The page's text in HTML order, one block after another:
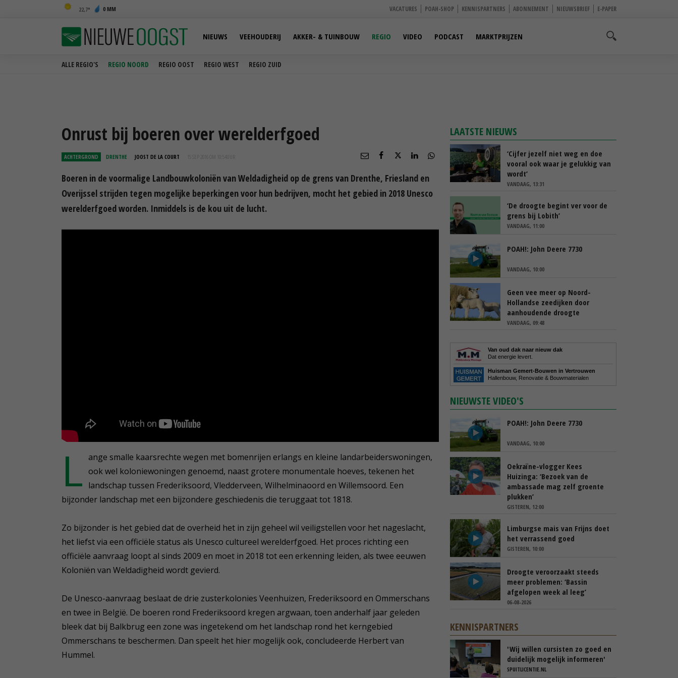
22,7 0 MM VACATURES POAH-SHOP KENNISPARTNERS ABONNEMENT NIEUWSBRIEF E-PAPER
ALLE REGIO'S REGIO NOORD REGIO OOST REGIO WEST REGIO ZUID
NIEUWS VEEHOUDERIJ AKKER- & TUINBOUW REGIO VIDEO PODCAST MARKTPRIJZEN
Onrust bij boeren over werelderfgoed
ACHTERGROND DRENTHE JOOST DE LA COURT 15 SEP 2016 OM 10:54
Boeren in de voormalige Landbouwkoloniën van Weldadigheid op de grens van Drenthe, Friesland en
Overijssel strijden tegen mogelijke beperkingen voor hun bedrijven, mocht het gebied in 2018 Unesco
werelderfgoed worden. Inmiddels is de kou uit de lucht.
L ange smalle kaarsrechte wegen met bomenrijen erlangs en kleine landarbeiderswoningen,
ook wel koloniewoningen genoemd, naast grotere monumentale hoeves, tekenen het
landschap tussen Frederiksoord, Vledderveen, Wilhelminaoord en Willemsoord. Een
bijzonder landschap met een bijzondere geschiedenis die teruggaat tot 1818.
Zo bijzonder is het gebied dat de overheid het in zijn geheel wil veiligstellen voor het nageslacht,
het liefst via een officiële status als Unesco cultureel werelderfgoed. Het proces richting een
officiële aanvraag loopt al sinds 2009 en moet in 2018 tot een erkenning leiden, als twee eeuwen
Koloniën van Weldadigheid wordt gevierd.
De Unesco-aanvraag beslaat de drie zusterkolonies Veenhuizen, Frederiksoord en Ommerschans
en twee in België. De boeren rond Frederiksoord kregen argwaan, toen anderhalf jaar geleden
bleek dat bij Balkbrug een zone was ingetekend om het landschap rond het kerngebied
Ommerschans te beschermen. Dan speelt het hier mogelijk ook, concludeerde Herbert van
Hummel.
LAATSTE NIEUWS
‘Cijfer jezelf niet weg en doe
vooral ook waar je gelukkig van
wordt’
VANDAAG, 13:31
‘De droogte begint ver voor de
grens bij Lobith’
VANDAAG, 11:00
POAH!: John Deere 7730
VANDAAG, 10:00
Geen vee meer op Noord-
Hollandse zeedijken door
aanhoudende droogte
VANDAAG, 09:48
Van oud dak naar nieuw dak
Dat energie levert.
Huisman Gemert-Bouwen in Vertrouwen
Hallenbouw, Renovatie & Bouwmaterialen
NIEUWSTE VIDEO'S
POAH!: John Deere 7730
VANDAAG, 10:00
Oekraïne-vlogger Kees
Huizinga: ‘Bezoek van de
ambassade mag zelf groente
plukken’
GISTEREN, 12:00
Limburgse mais van Frijns doet
het verrassend goed
GISTEREN, 10:00
Droogte veroorzaakt steeds
meer problemen: ‘Bassin
afgelopen week al leeg’
06-08-2026
KENNISPARTNERS
'Wij willen cursisten zo goed en
duidelijk mogelijk informeren'
SPUITLICENTIE.NL